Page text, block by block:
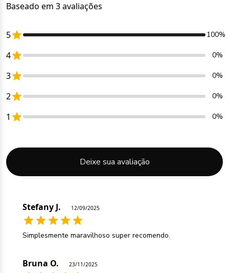
Baseado em 3 avaliações
5 100%
4 0%
3 0%
2 0%
1 0%
Deixe sua avaliação
Stefany J. 12/09/2025
Simplesmente maravilhoso super recomendo.
Bruna O. 23/11/2025